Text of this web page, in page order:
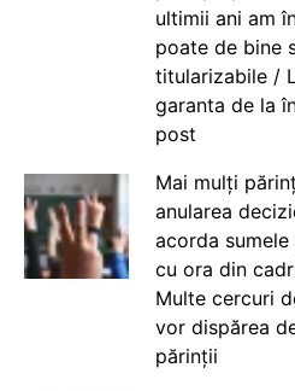
ultimii ani am
poate de bine
titularizabile /
garanta de la
post
Mai mulți
anularea
acorda
cu ora din
Multe cercuri
vor dispărea
părinții